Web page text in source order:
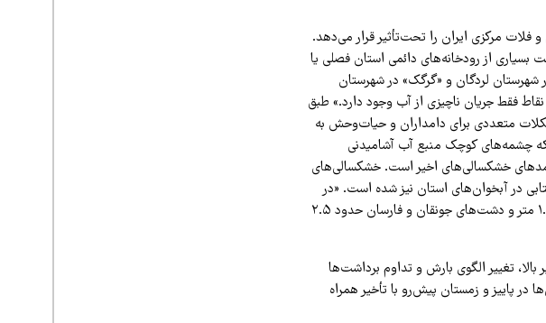
مرکزی ایران را تحت‌تأثیر قرار می‌دهد.
از رودخانه‌های دائمی استان فصلی یا
لردگان و «گرگک» در شهرستان
فقط جریان ناچیزی از آب وجود دارد.» طبق
متعددی برای دامداران و حیات‌وحش به
که چشمه‌های کوچک منبع آب آشامیدنی
خشکسالی‌های اخیر است. خشکسالی‌های
در آبخوان‌های استان نیز شده است. «در
سال آبی گذشته، آبخوان خانمیرزا پنج متر افت سطح ایستابی، شهرکرد ۱.۵ متر و دشت‌های جونقان و فارسان حدود ۲.۵
تغییر الگوی بارش و تداوم برداشت‌ها
پاییز و زمستان پیش‌رو با تأخیر همراه